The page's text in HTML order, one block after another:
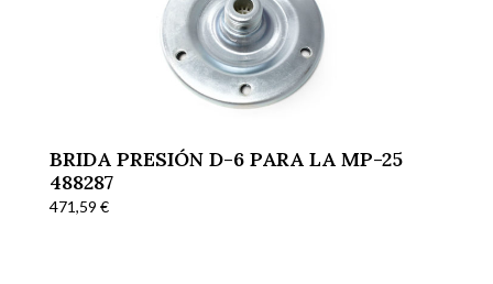
BRIDA PRESIÓN D-6 PARA LA MP-25
488287
471,59 €